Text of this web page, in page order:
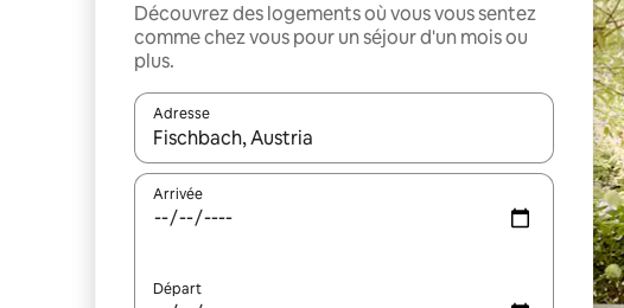
Découvrez des logements où vous vous sentez
comme chez vous pour un séjour d'un mois ou
plus.
Adresse
Lorsque les résultats s'affichent, utilisez les flèches vers le
Arrivée
Départ